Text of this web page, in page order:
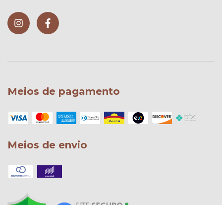
Meios de pagamento
Meios de envio